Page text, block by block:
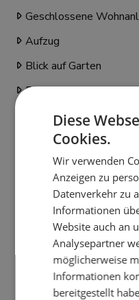
Geschlossene
Aufzug
Blick auf Garten
Blick aufs Schwimmbad
Annehmlichkeiten
Pförtner
Klimaanlage
Küche komplett
Kinderspielplatz in der
Marmorböden
Jacuzzi
Meer/Strandnähe
Diese
Cookies.
Wir verwenden
Anzeigen zu
Datenverkehr zu
Informationen
Website auch an
Analysepartner
möglicherweise
Informationen
bereitgestellt